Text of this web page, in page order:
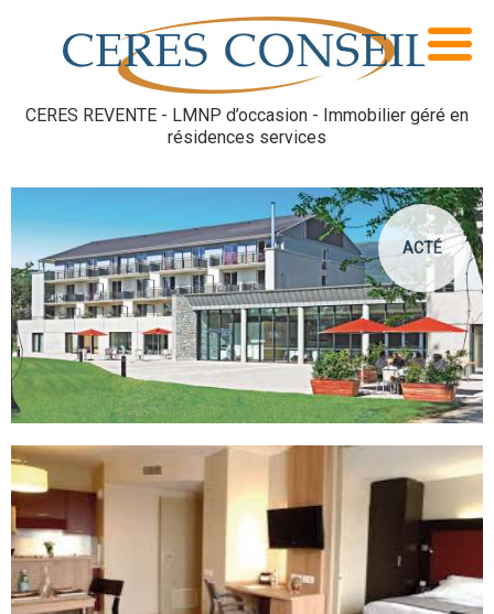
CERES REVENTE - LMNP d’occasion - Immobilier géré en
résidences services
ACTÉ